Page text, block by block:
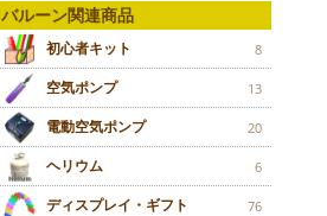
バルーン関連商品
初心者キット 8
空気ポンプ 13
電動空気ポンプ 20
ヘリウム 6
ディスプレイ・ギフト 76